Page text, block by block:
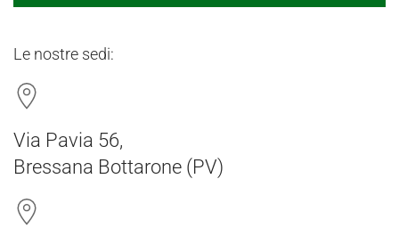
Le nostre sedi:
Via Pavia 56,
Bressana Bottarone (PV)